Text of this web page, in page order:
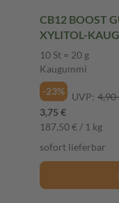
CB12 BOOST
XYLITOL-
10 St = 20 g
Kaugummi
-23%
UVP: 4,90
3,75 €
187,50 € / 1 kg
sofort lieferbar